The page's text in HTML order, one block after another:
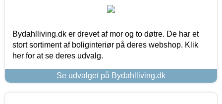
Bydahlliving.dk er drevet af mor og to døtre. De har et
stort sortiment af boliginteriør på deres webshop. Klik
her for at se deres udvalg.
Se udvalget på Bydahlliving.dk